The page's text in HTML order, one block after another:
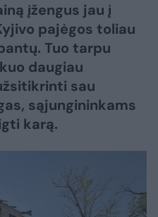
įžengus jau į
pajėgos toliau
Tuo tarpu
daugiau
sau
sąjungininkams
karą.​​​​​​​​​​​​​​​​​​​​​​​​​​​